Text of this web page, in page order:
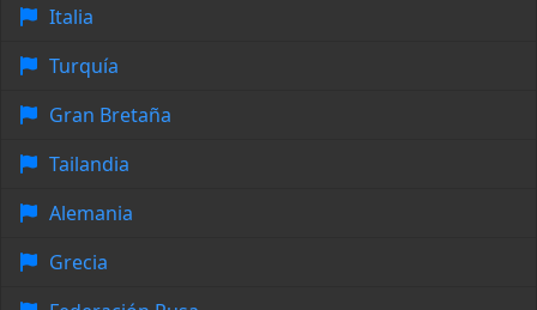
Italia
Turquía
Gran Bretaña
Tailandia
Alemania
Grecia